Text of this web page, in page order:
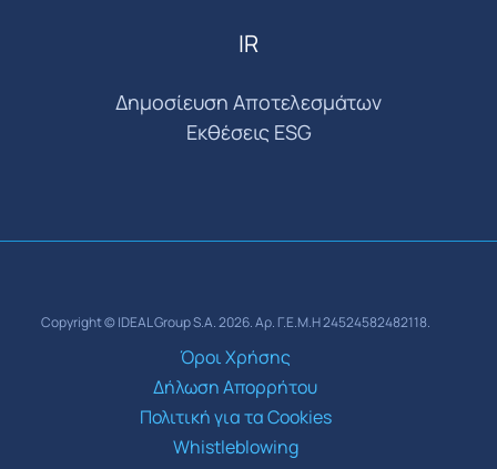
IR
Δημοσίευση Αποτελεσμάτων
Εκθέσεις ESG
Copyright © IDEAL Group S.A. 2026. Αρ. Γ.Ε.Μ.Η 24524582482118.
Όροι Χρήσης
Δήλωση Απορρήτου
Πολιτική για τα Cookies
Whistleblowing